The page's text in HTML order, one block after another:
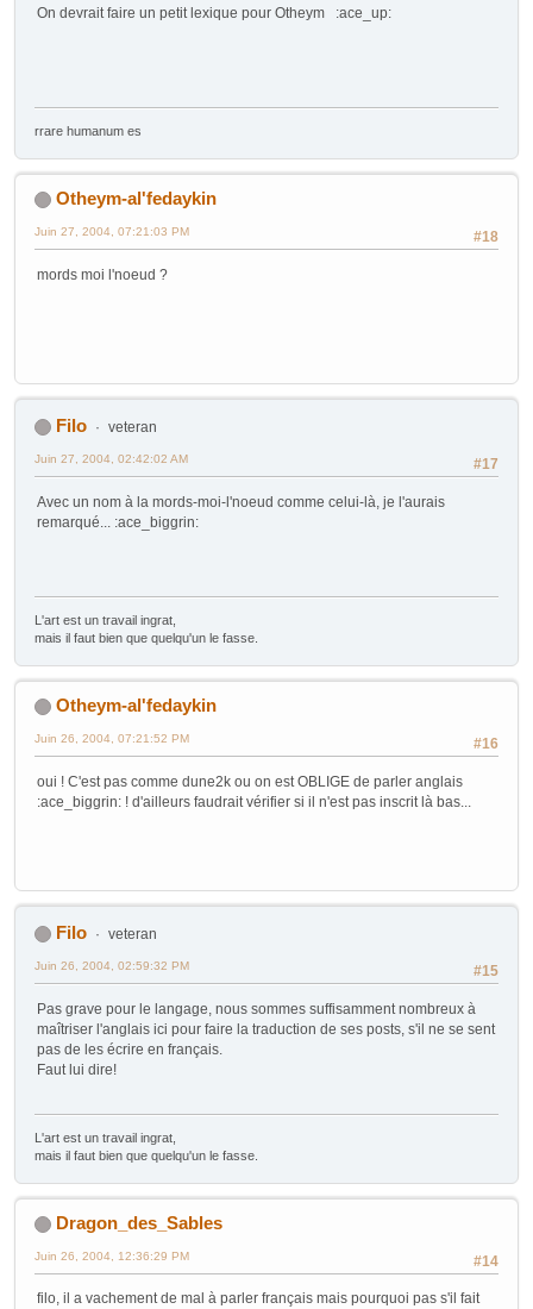
On devrait faire un petit lexique pour Otheym :ace_up:
rrare humanum es
Otheym-al'fedaykin
#18
Juin 27, 2004, 07:21:03 PM
mords moi l'noeud ?
Filo veteran
#17
Juin 27, 2004, 02:42:02 AM
Avec un nom à la mords-moi-l'noeud comme celui-là, je l'aurais
remarqué... :ace_biggrin:
L'art est un travail ingrat,
mais il faut bien que quelqu'un le fasse.
Otheym-al'fedaykin
#16
Juin 26, 2004, 07:21:52 PM
oui ! C'est pas comme dune2k ou on est OBLIGE de parler anglais
:ace_biggrin: ! d'ailleurs faudrait vérifier si il n'est pas inscrit là bas...
Filo veteran
#15
Juin 26, 2004, 02:59:32 PM
Pas grave pour le langage, nous sommes suffisamment nombreux à
maîtriser l'anglais ici pour faire la traduction de ses posts, s'il ne se sent
pas de les écrire en français.
Faut lui dire!
L'art est un travail ingrat,
mais il faut bien que quelqu'un le fasse.
Dragon_des_Sables
#14
Juin 26, 2004, 12:36:29 PM
filo, il a vachement de mal à parler français mais pourquoi pas s'il fait